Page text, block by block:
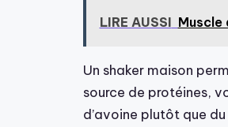
LIRE AUSSI Muscle
Un shaker maison
source de protéines,
d’avoine plutôt que